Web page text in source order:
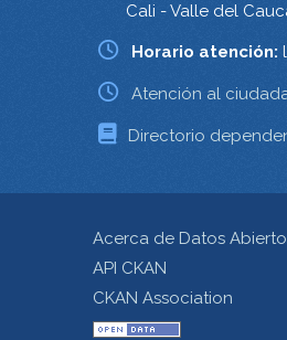
Cali - Valle del
Horario atención:
Atención al
Directorio
Acerca de Datos
API CKAN
CKAN Association